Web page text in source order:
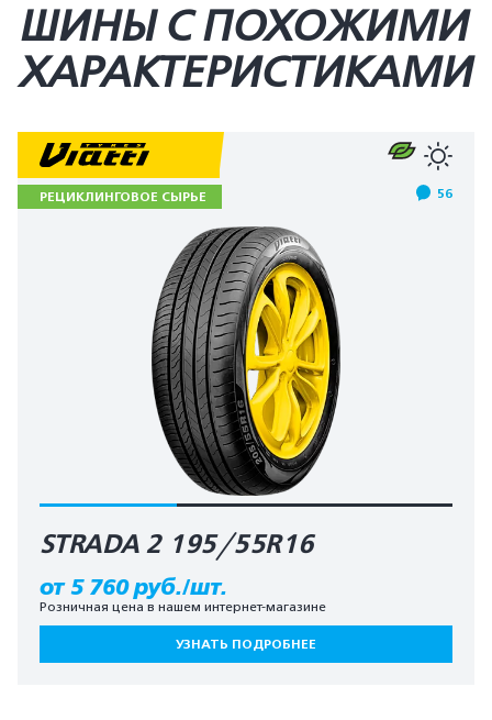
ШИНЫ С ПОХОЖИМИ
ХАРАКТЕРИСТИКАМИ
РЕЦИКЛИНГОВОЕ СЫРЬЕ 56
STRADA 2 195/55R16
от 5 760 руб./шт.
Розничная цена в нашем интернет-магазине
УЗНАТЬ ПОДРОБНЕЕ